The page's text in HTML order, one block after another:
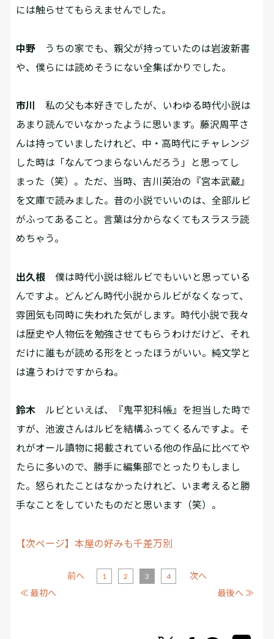
には触らせてもらえませんでした。
中野 うちの家でも、親父が持っていたのは岩波新書
や、僕らには読めそうにない全集ばかりでした。
市川
私の父も本好きでしたが、いわゆる時代小説は
あまり読んでいなかったように思います。藤沢周平さ
んは持っていましたけれど、中・高時代にチャレンジ
した時は「なんてつまらないんだろう」と思ってし
まった（笑）。ただ、当時、吉川英治の『宮本武蔵』
を文庫で読みました。昔の小説でいいのは、全部ルビ
がふってあること。言葉は分からなくてもスラスラ読
めちゃう。
出久根 僕は時代小説は総ルビでもいいと思っている
んですよ。どんどん時代小説からルビがなくなって、
雰囲気も同時に失われた気がします。時代小説で我々
は歴史や人物伝を勉強させてもらうわけだけど、それ
だけに誰もが読める形をとったほうがいい。純文学と
は違うわけですからね。
鈴木 ルビといえば、『鬼平犯科帳』を担当した時で
すが、池波さんはルビを結構ふってくるんですよ。そ
れがオール讀物に掲載されている他の作品に比べてや
たらに多いので、勝手に編集部でとったりもしまし
た。怒られたことはなかったけれど、いま考えると勝
手なことをしていたものだと思います（笑）。
【次ページ】本屋の好みも千差万別
≪ 最初へ
前へ 1 2 3 4
次へ
最後へ ≫